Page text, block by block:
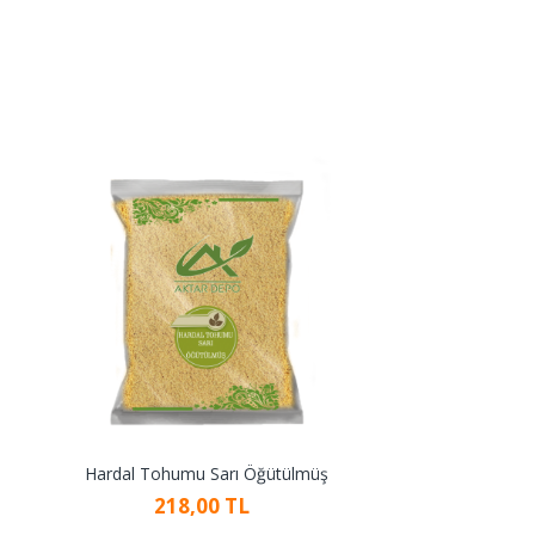
Hardal Tohumu Sarı Öğütülmüş
218,00 TL